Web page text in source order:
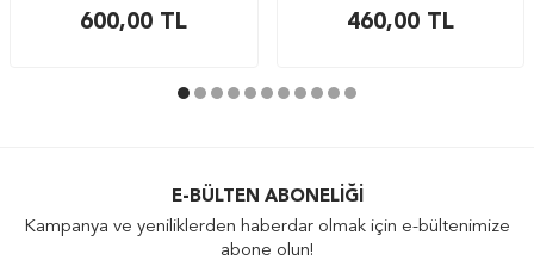
600,00 TL 460,00TL
E-BÜLTEN ABONELIĞI
Kampanya ve yeniliklerden haberdar olmak için e-bültenimize
abone olun!